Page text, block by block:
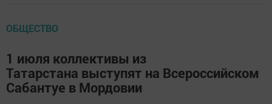
ОБЩЕСТВО
1 июля коллективы из
Татарстана выступят на Всероссийском
Сабантуе в Мордовии